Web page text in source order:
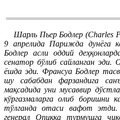
Шарль Пьер Бодлер (Charles
9 апрелида Парижда дунёга
Бодлер асли оддий
сенатор бўлиб сайланган
ёшда эди. Франсуа Бодлер
шу сабабдан фарзандига
мақсадида уни мусаввир
кўргазмаларга олиб боришни
тўлганда отаси вафот
генерал Опикка турмушга